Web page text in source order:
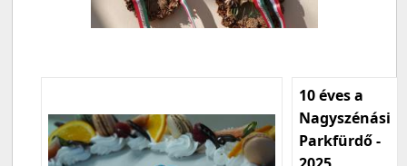
10 éves a
Nagyszénási
Parkfürdő -